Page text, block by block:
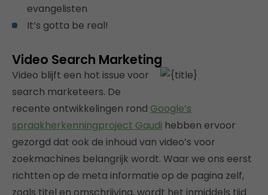
evangelisten
It’s gotta be real!
Video Search Marketing
Video blijft een hot issue voor
search marketeers. De
recente ontwikkelingen rond Google’s
spraakherkenningproject Gaudi hebben ervoor
gezorgd dat ook de inhoud van video’s voor
zoekmachines belangrijk wordt. Waar we ons eerst
richtten op de meta informatie op de pagina zelf,